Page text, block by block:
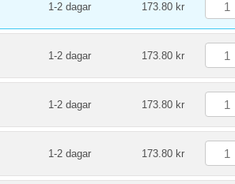
1-2 dagar 173.80 kr
1-2 dagar 173.80 kr
1-2 dagar 173.80 kr
1-2 dagar 173.80 kr